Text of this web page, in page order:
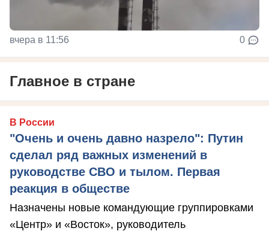
вчера в 11:56 0
Главное в стране
В России
"Очень и очень давно назрело": Путин
сделал ряд важных изменений в
руководстве СВО и тылом. Первая
реакция в обществе
Назначены новые командующие группировками
«Центр» и «Восток», руководитель